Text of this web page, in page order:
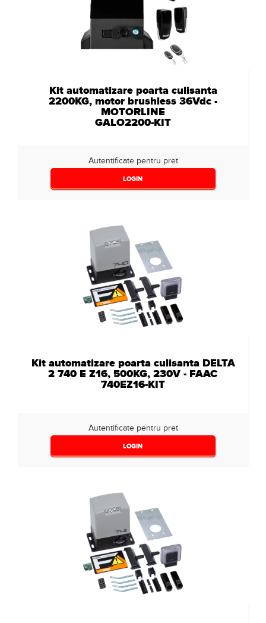
Kit automatizare poarta culisanta
2200KG, motor brushless 36Vdc -
MOTORLINE
GALO2200-KIT
Autentificate pentru pret
LOGIN
Kit automatizare poarta culisanta DELTA
2 740 E Z16, 500KG, 230V - FAAC
740EZ16-KIT
Autentificate pentru pret
LOGIN